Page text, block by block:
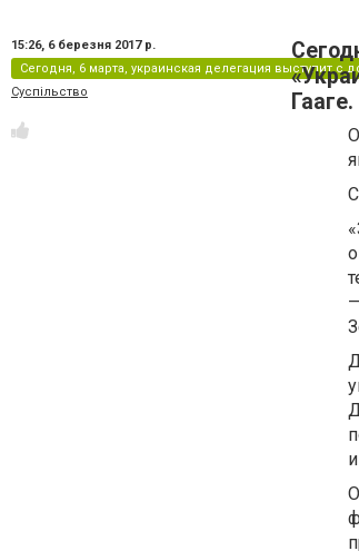
15:26, 6 березня 2017 р.
Сегодня, 6 марта, украинская делегация выступит
Суспільство
Гааге.